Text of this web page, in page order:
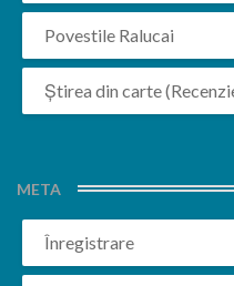
Povestile Ralucai
Știrea din carte
META
Înregistrare